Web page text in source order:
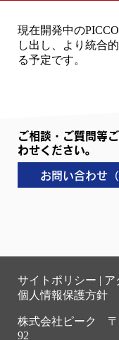
現在開発中の
し出し、より統合
る予定です。
ご相談・ご質問等
わせください。
お問い合わせ
サイトポリシー | ア
個人情報保護方針
株式会社ピーク 〒
92